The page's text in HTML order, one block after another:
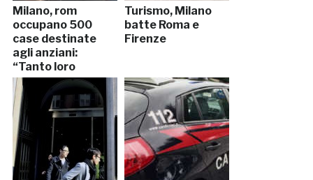
Milano, rom
occupano 500
case destinate
agli anziani:
“Tanto loro
muoiono”
Turismo, Milano
batte Roma e
Firenze